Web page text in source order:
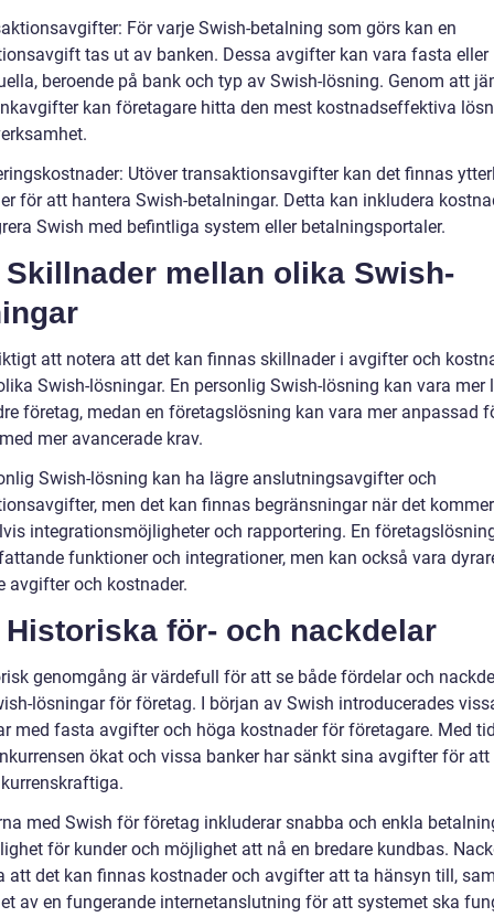
För varje Swish-betalning som görs kan en
tas ut av banken. Dessa avgifter kan vara fasta eller
beroende på bank och typ av Swish-lösning. Genom att
kan företagare hitta den mest kostnadseffektiva
Utöver transaktionsavgifter kan det finnas
för att hantera Swish-betalningar. Detta kan inkludera
Swish med befintliga system eller betalningsportaler.
Skillnader mellan olika Swish-
att notera att det kan finnas skillnader i avgifter och
Swish-lösningar. En personlig Swish-lösning kan vara mer
företag, medan en företagslösning kan vara mer anpassad
mer avancerade krav.
Swish-lösning kan ha lägre anslutningsavgifter och
men det kan finnas begränsningar när det
integrationsmöjligheter och rapportering. En
funktioner och integrationer, men kan också vara
avgifter och kostnader.
Historiska för- och nackdelar
genomgång är värdefull för att se både fördelar och
lösningar för företag. I början av Swish introducerades
med fasta avgifter och höga kostnader för företagare. Med
ökat och vissa banker har sänkt sina avgifter för att
med Swish för företag inkluderar snabba och enkla
för kunder och möjlighet att nå en bredare kundbas.
att det kan finnas kostnader och avgifter att ta hänsyn till,
av en fungerande internetanslutning för att systemet ska